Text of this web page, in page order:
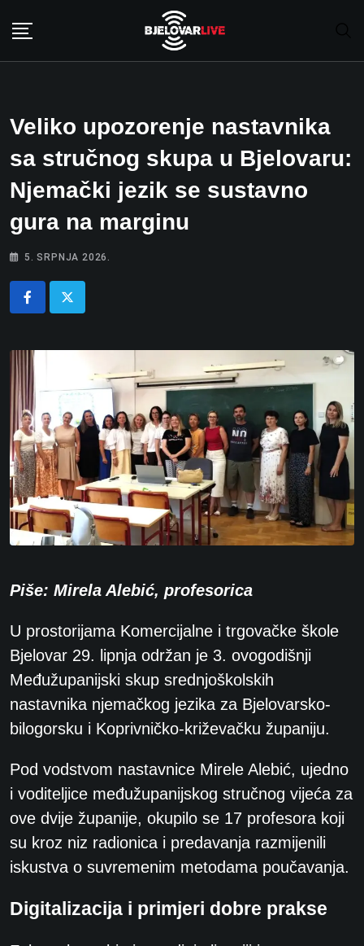
Veliko upozorenje nastavnika
sa stručnog skupa u Bjelovaru:
Njemački jezik se sustavno
gura na marginu
5. SRPNJA 2026.
Piše: Mirela Alebić, profesorica
U prostorijama Komercijalne i trgovačke škole
Bjelovar 29. lipnja održan je 3. ovogodišnji
Međužupanijski skup srednjoškolskih
nastavnika njemačkog jezika za Bjelovarsko-
bilogorsku i Koprivničko-križevačku županiju.
Pod vodstvom nastavnice Mirele Alebić, ujedno
i voditeljice međužupanijskog stručnog vijeća za
ove dvije županije, okupilo se 17 profesora koji
su kroz niz radionica i predavanja razmijenili
iskustva o suvremenim metodama poučavanja.
Digitalizacija i primjeri dobre prakse